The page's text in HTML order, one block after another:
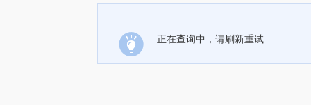
正在查询中，请刷新重试